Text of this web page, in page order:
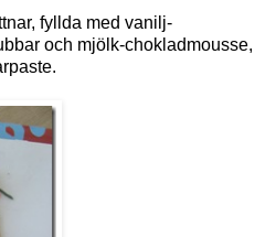
fyllda med vanilj-
och mjölk-chokladmousse,